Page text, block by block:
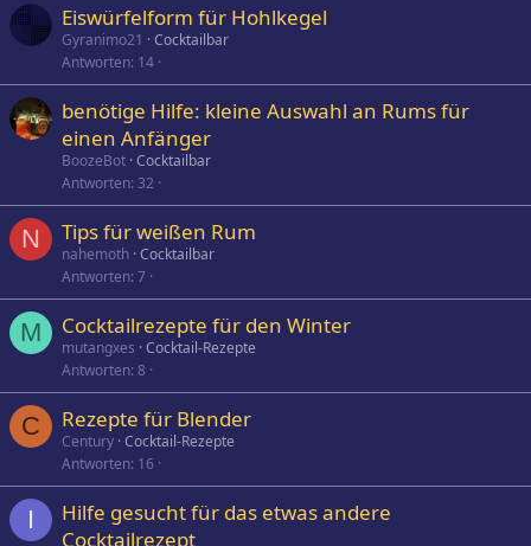
Eiswürfelform für Hohlkegel
Gyranimo21
Cocktailbar
Antworten 14
benötige Hilfe: kleine Auswahl an Rums für
einen Anfänger
BoozeBot Cocktailbar
Antworten 32
N Tips für weißen Rum
nahemoth Cocktailbar
Antworten 7
M Cocktailrezepte für den Winter
mutangxes Cocktail-Rezepte
Antworten 8
C Rezepte für Blender
Century Cocktail-Rezepte
Antworten 16
I
Hilfe gesucht für das etwas andere
Cocktailrezept